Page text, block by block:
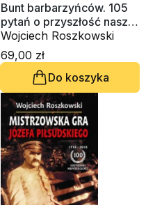
Bunt barbarzyńców. 105
pytań o przyszłość naszej
cywilizacji
Wojciech Roszkowski
69,00 zł
Do koszyka